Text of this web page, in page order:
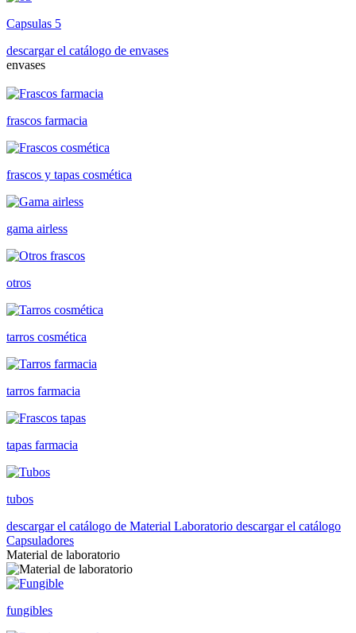
Capsulas 5
descargar el catálogo de envases
envases
frascos farmacia
frascos y tapas cosmética
gama airless
otros
tarros cosmética
tarros farmacia
tapas farmacia
tubos
descargar el catálogo de Material Laboratorio descargar el catálogo
Capsuladores
Material de laboratorio
fungibles